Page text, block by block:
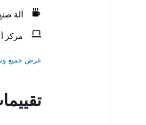
آلة
مركز
عرض جميع